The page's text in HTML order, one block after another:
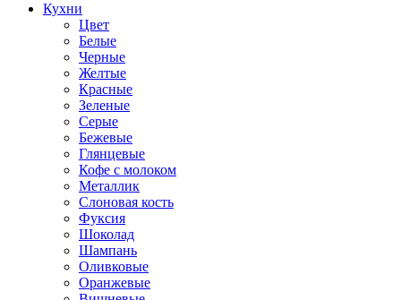
Кухни
Цвет
Белые
Черные
Желтые
Красные
Зеленые
Серые
Бежевые
Глянцевые
Кофе с молоком
Металлик
Слоновая кость
Фуксия
Шоколад
Шампань
Оливковые
Оранжевые